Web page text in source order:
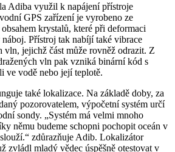
Adiba využil k napájení přístroje
GPS zařízení je vyrobeno ze
krystalů, které při deformaci
Přístroj tak nabíjí také vibrace
vln, jejichž část může rovněž odrazit. Z
vln pak vzniká binární kód s
ve vodě nebo její teplotě.
také lokalizace. Na základě doby, za
pozorovatelem, výpočetní systém určí
sondy. „Systém má velmi mnoho
němu budeme schopni pochopit oceán v
zdůrazňuje Adib. Lokalizátor
zvládl mladý vědec úspěšně otestovat v